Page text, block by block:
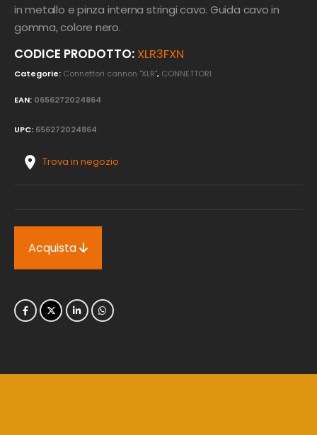
in metallo e pinza interna stringi cavo. Guida cavo in
gomma, colore nero.
CODICE PRODOTTO: XLR3FXN
Categorie: Connettori cannon "XLR", CONNETTORI
EAN: 0656272024864
UPC: 656272024864
Trova in negozio
Acquista